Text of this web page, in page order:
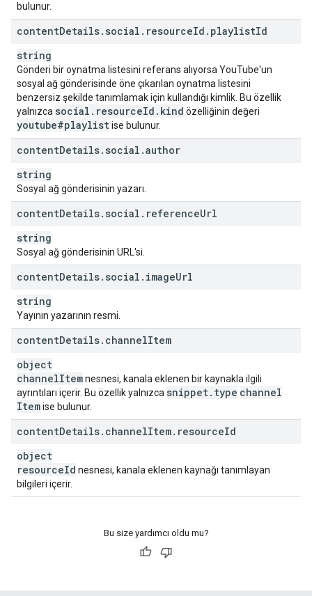
bulunur.
contentDetails. social . resourceId . playlistId
string
Gönderi bir oynatma listesini referans alıyorsa YouTube'un
sosyal ağ gönderisinde öne çıkarılan oynatma listesini
benzersiz şekilde tanımlamak için kullandığı kimlik. Bu özellik
yalnızca social . resourceId . kind özelliğinin değeri
youtube#playlistise bulunur.
contentDetails. social .author
string
Sosyal ağ gönderisinin yazarı.
contentDetails. social . referenceUrl
string
Sosyal ağ gönderisinin URL'si.
contentDetails. social . imageUrl
string
Yayının yazarının resmi.
contentDetails. channelItem
object
channelItemnesnesi, kanala eklenen bir kaynakla ilgili
ayrıntıları içerir. Bu özellik yalnızca snippet. type channel
Itemise bulunur.
contentDetails. channelItem. resourceId
object
resourceId nesnesi, kanala eklenen kaynağı tanımlayan
bilgileri içerir.
Bu size yardımcı oldu mu?